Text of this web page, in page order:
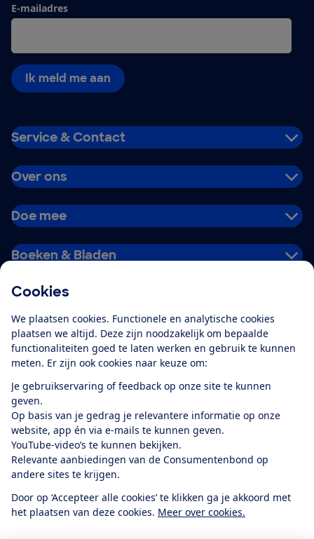
Cookies
We plaatsen cookies. Functionele en analytische cookies
plaatsen we altijd. Deze zijn noodzakelijk om bepaalde
functionaliteiten goed te laten werken en gebruik te kunnen
meten. Er zijn ook cookies naar keuze om:
Je gebruikservaring of feedback op onze site te kunnen
geven.
Op basis van je gedrag je relevantere informatie op onze
website, app én via e-mails te kunnen geven.
YouTube-video’s te kunnen bekijken.
Relevante aanbiedingen van de Consumentenbond op
andere sites te krijgen.
Door op ‘Accepteer alle cookies’ te klikken ga je akkoord met
het plaatsen van deze cookies. Meer over cookies.
E-mailadres
Ik meld me aan
Service & Contact
Over ons
Doe mee
Boeken & Bladen
Alles over de
app
Algemene Voorwaarden
Privacyverklaring
Cookiebeleid
Privacyvoorkeuren
Toegankelijkheid
RSS-feed nieuws
Facebook
TwitterInstagram
YoutubeLinkedIn
12.901consumentenbeoordelen de Consumentenbondmet gemiddeld